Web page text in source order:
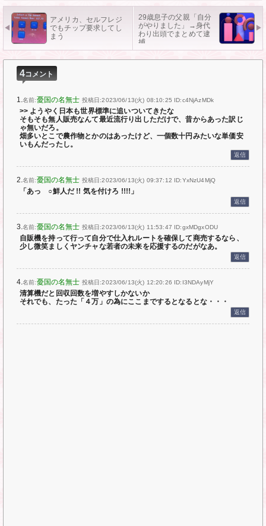
アメリカ、セルフレジ
でもチップ要求してし
まう
29歳息子の父親「自分
がやりました」→身代
わり出頭でまとめて逮
捕
4コメント
1.名前:憂国の名無士 投稿日:2023/06/13(火) 08:10:25 ID:c4NjAzMDk
>> ようやく日本も世界標準に追いついてきたな
そもそも無人販売なんて最近流行り出しただけで、昔からあった訳じ
ゃ無いだろ。
畑多いとこで農作物とかのはあったけど、一個数十円みたいな単価安
いもんだったし。
返信
2.名前:憂国の名無士 投稿日:2023/06/13(火) 09:37:12 ID:YxNzU4MjQ
「あっ ○鮮人だ !! 気を付けろ !!!!」
返信
3.名前:憂国の名無士 投稿日:2023/06/13(火) 11:53:47 ID:gxMDgxODU
自販機を持って行って自分で仕入れルートを確保して商売するなら、
少し微笑ましくヤンチャな若者の未来を応援するのだがなあ。
返信
4.名前:憂国の名無士 投稿日:2023/06/13(火) 12:20:26 ID:I3NDAyMjY
清算機だと回収回数を増やすしかないか
それでも、たった「４万」の為にここまでするとなるとな・・・
返信